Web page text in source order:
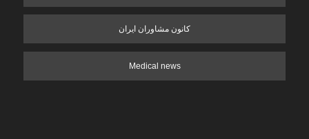
کانون مشاوران ایران
Medical news